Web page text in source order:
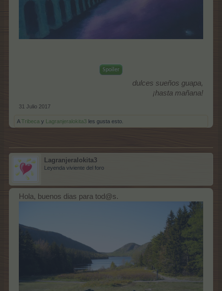
Spoiler
dulces sueños guapa,
¡hasta mañana!
31 Julio 2017
ATribeca y Lagranjeralokita3 les gusta esto.
Lagranjeralokita3
Leyenda viviente del foro
Hola, buenos dias para tod@s.